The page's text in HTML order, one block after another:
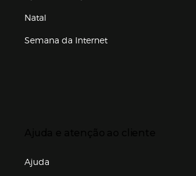
Natal
Semana da Internet
Ajuda